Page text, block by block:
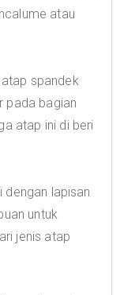
atau
spandek
pada bagian
atap ini di beri
dengan lapisan
untuk
jenis atap